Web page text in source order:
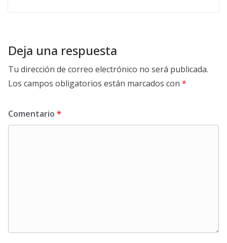
Deja una respuesta
Tu dirección de correo electrónico no será publicada.
Los campos obligatorios están marcados con *
Comentario *